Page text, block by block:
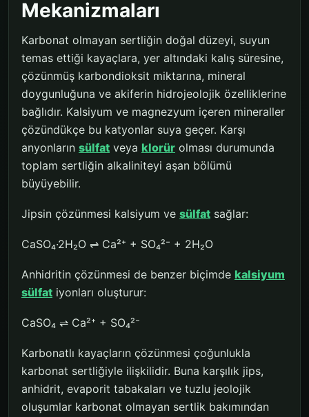
Mekanizmaları
Karbonat olmayan sertliğin doğal düzeyi, suyun
temas ettiği kayaçlara, yer altındaki kalış süresine,
çözünmüş karbondioksit miktarına, mineral
doygunluğuna ve akiferin hidrojeolojik özelliklerine
bağlıdır. Kalsiyum ve magnezyum içeren mineraller
çözündükçe bu katyonlar suya geçer. Karşı
anyonların sülfat veya klorür olması durumunda
toplam sertliğin alkaliniteyi aşan bölümü
büyüyebilir.
Jipsin çözünmesi kalsiyum ve sülfat sağlar:
CaSO₄·2H₂O ⇌ Ca²⁺ + SO₄²⁻ + 2H₂O
Anhidritin çözünmesi de benzer biçimde kalsiyum
sülfat iyonları oluşturur:
CaSO₄ ⇌ Ca²⁺ + SO₄²⁻
Karbonatlı kayaçların çözünmesi çoğunlukla
karbonat sertliğiyle ilişkilidir. Buna karşılık jips,
anhidrit, evaporit tabakaları ve tuzlu jeolojik
oluşumlar karbonat olmayan sertlik bakımından